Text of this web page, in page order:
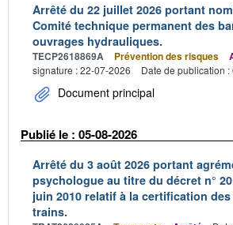
Arrêté du 22 juillet 2026 portant
Comité technique permanent des
ouvrages hydrauliques.
TECP2618869A Prévention des risques
signature : 22-07-2026
Date de publication
Document principal
Publié le : 05-08-2026
Arrêté du 3 août 2026 portant
psychologue au titre du décret n°
juin 2010 relatif à la certification
trains.